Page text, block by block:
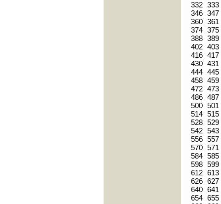
332 333
346 347
360 361
374 375
388 389
402 403
416 417
430 431
444 445
458 459
472 473
486 487
500 501
514 515
528 529
542 543
556 557
570 571
584 585
598 599
612 613
626 627
640 641
654 655